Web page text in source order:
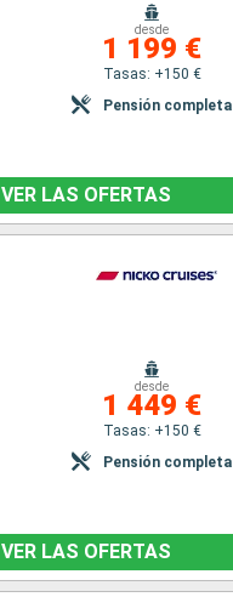
desde
1 199 €
Tasas: +150 €
Pensión completa
VER LAS OFERTAS
desde
1 449 €
Tasas: +150 €
Pensión completa
VER LAS OFERTAS